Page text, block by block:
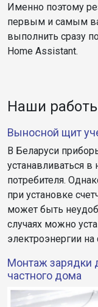
Именно поэтому
первым и самым
выполнить сразу
Home Assistant.
Наши
Выносной щит
В Беларуси
устанавливаться в
потребителя.
при установке
может быть
случаях можно
электроэнергии на
Монтаж зарядки
частного дома